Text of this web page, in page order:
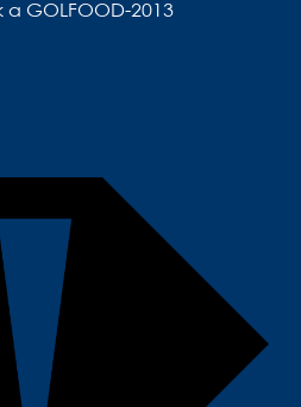
a GOLFOOD-2013